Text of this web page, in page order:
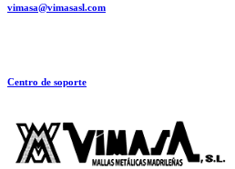
vimasa@vimasasl.com
Centro de soporte